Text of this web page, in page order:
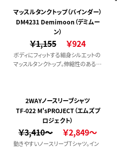
マッスルタンクトップ（バインダー）
DM4231 Demimoon（デミムー
ン）
￥1,155 ￥924
ボディにフィットする細身シルエットの
マッスルタンクトップ。伸縮性のあるフ
2WAYノースリーブシャツ
TF-022 M'sPROJECT（エムズプ
ロジェクト）
￥3,410～ ￥2,849～
動きやすいノースリーブTシャツ。イン